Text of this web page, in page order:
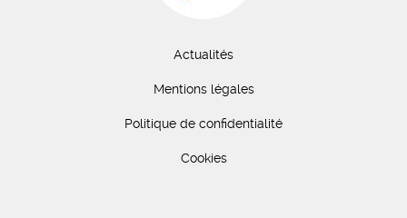
Actualités
Mentions légales
Politique de confidentialité
Cookies